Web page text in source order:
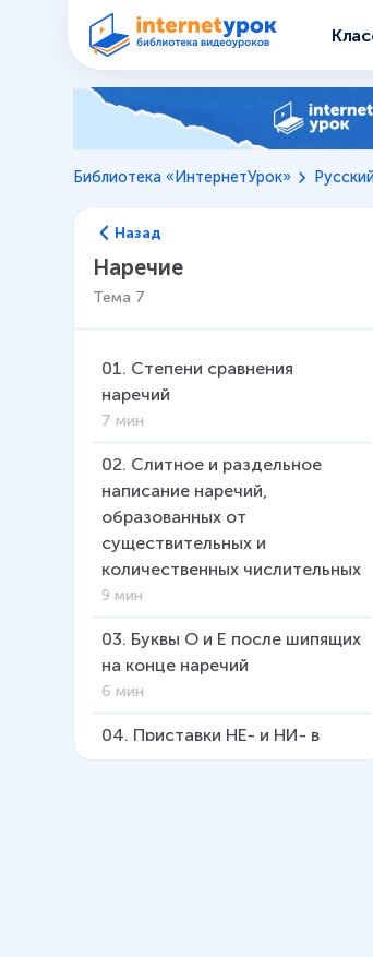
Библиотека «ИнтернетУрок»
Назад
Наречие
Тема 7
01. Степени сравнения
наречий
7 мин
02. Слитное и раздельное
написание наречий,
образованных от
существительных и
количественных числительных
9 мин
03. Буквы О и Е после шипящих
на конце наречий
6 мин
04. Приставки НЕ- и НИ- в
отрицательных наречиях